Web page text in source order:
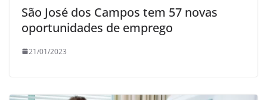
São José dos Campos tem 57 novas
oportunidades de emprego
21/01/2023